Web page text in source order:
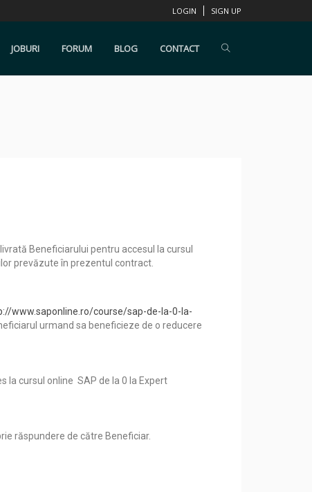
LOGIN SIGN UP
JOBURI FORUM BLOG CONTACT
Beneficiarului pentru accesul la cursul
prevăzute în prezentul contract.
www.saponline.ro/course/sap-de-la-0-la-
urmand sa beneficieze de o reducere
la cursul online SAP de la 0 la Expert
răspundere de către Beneficiar.